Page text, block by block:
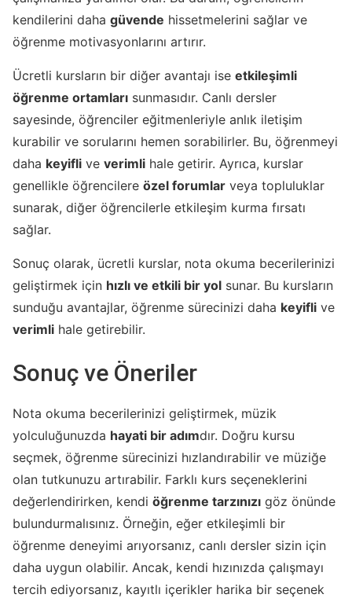
kendilerini daha güvende hissetmelerini sağlar ve
öğrenme motivasyonlarını artırır.
Ücretli kursların bir diğer avantajı ise etkileşimli
öğrenme ortamları sunmasıdır. Canlı dersler
sayesinde, öğrenciler eğitmenleriyle anlık iletişim
kurabilir ve sorularını hemen sorabilirler. Bu, öğrenmeyi
daha keyifli ve verimli hale getirir. Ayrıca, kurslar
genellikle öğrencilere özel forumlar veya topluluklar
sunarak, diğer öğrencilerle etkileşim kurma fırsatı
sağlar.
Sonuç olarak, ücretli kurslar, nota okuma becerilerinizi
geliştirmek için hızlı ve etkili bir yol sunar. Bu kursların
sunduğu avantajlar, öğrenme sürecinizi daha keyifli ve
verimli hale getirebilir.
Sonuç ve Öneriler
Nota okuma becerilerinizi geliştirmek, müzik
yolculuğunuzda hayati bir adımdır. Doğru kursu
seçmek, öğrenme sürecinizi hızlandırabilir ve müziğe
olan tutkunuzu artırabilir. Farklı kurs seçeneklerini
değerlendirirken, kendi öğrenme tarzınızı göz önünde
bulundurmalısınız. Örneğin, eğer etkileşimli bir
öğrenme deneyimi arıyorsanız, canlı dersler sizin için
daha uygun olabilir. Ancak, kendi hızınızda çalışmayı
tercih ediyorsanız, kayıtlı içerikler harika bir seçenek